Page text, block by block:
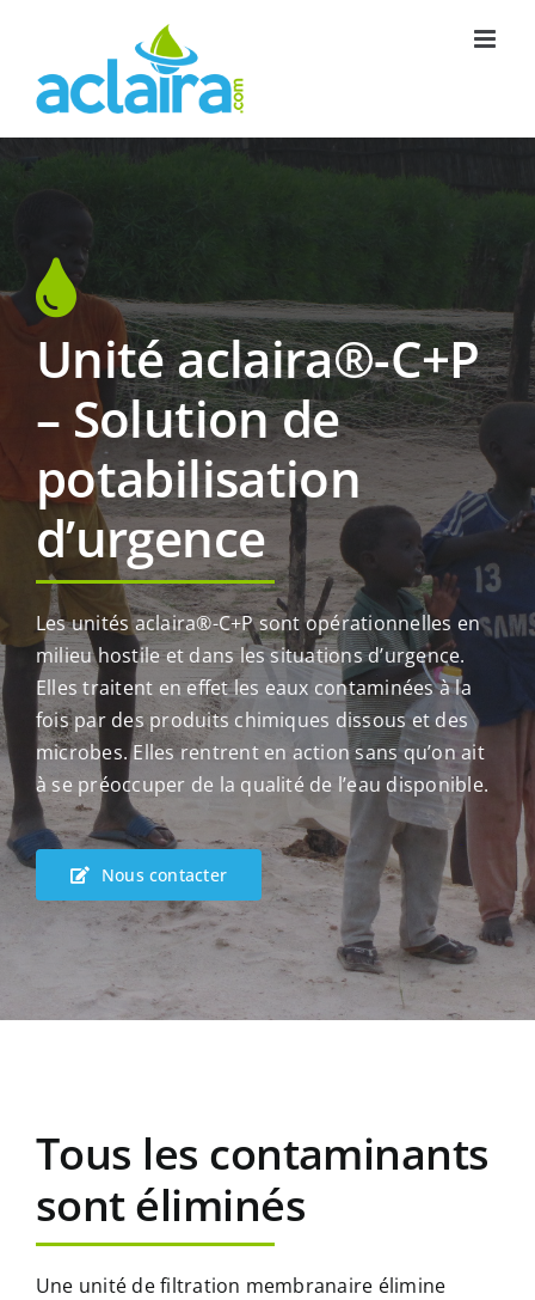
contenu
Unité aclaira®-C+P
– Solution de
potabilisation
d’urgence
Les unités aclaira®-C+P sont opérationnelles en
milieu hostile et dans les situations d’urgence.
Elles traitent en effet les eaux contaminées à la
fois par des produits chimiques dissous et des
microbes. Elles rentrent en action sans qu’on ait
à se préoccuper de la qualité de l’eau disponible.
Nous contacter
Tous les contaminants
sont éliminés
Une unité de filtration membranaire élimine